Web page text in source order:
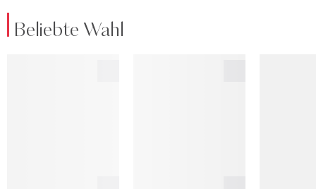
Beliebte Wahl